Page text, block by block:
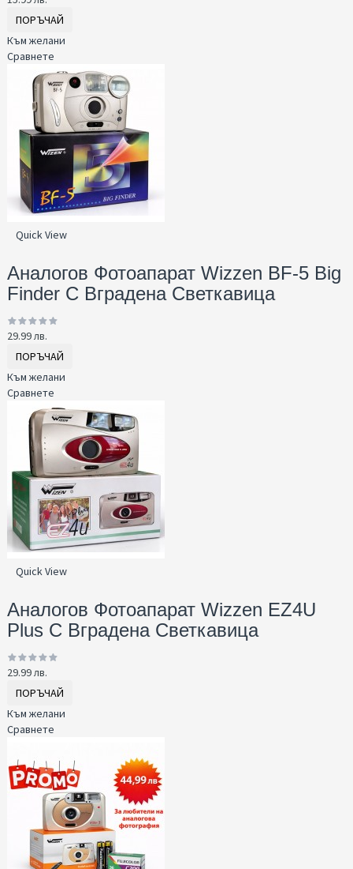
ПОРЪЧАЙ
Към желани
Сравнете
Quick View
Аналогов Фотоапарат Wizzen BF-5 Big
Finder С Вградена Светкавица
29.99 лв.
ПОРЪЧАЙ
Към желани
Сравнете
Quick View
Аналогов Фотоапарат Wizzen EZ4U
Plus С Вграденa Светкавица
29.99 лв.
ПОРЪЧАЙ
Към желани
Сравнете